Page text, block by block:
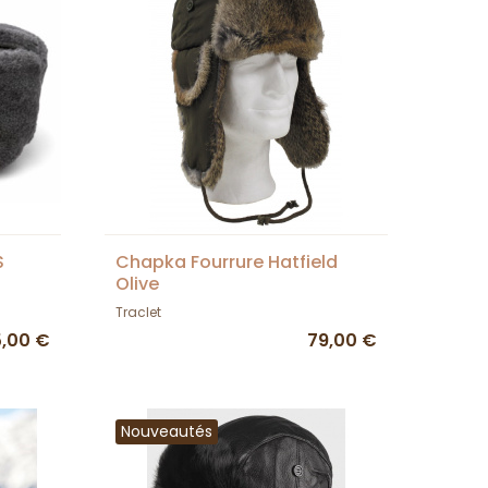
€
Chapka Fourrure Hatfield
Olive
Traclet
79,00 €
Nouveautés